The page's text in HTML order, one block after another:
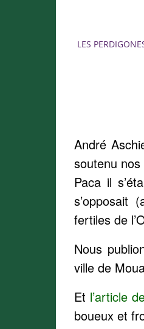
LES
André
soutenu
Paca il
s’opposait
fertiles de
Nous
ville de
Et l’article
boueux et